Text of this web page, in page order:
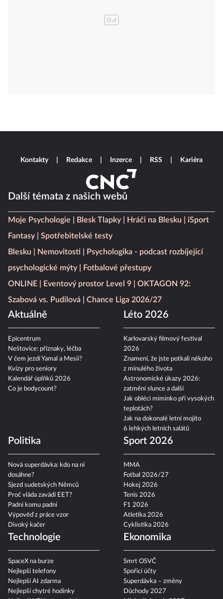
Další témata z našich webů
Moje Psychologie Blesk Tlapky Hráči na Blesku
iSport
Fantasy
Spotřebitelské testy
Blesku
Nemovitosti
Psychologika - podcast rozbíjející
psychologické mýty
Fotbalové přestupy
ONLINE
Eventový prostor Level 9
OKTAGON 92:
Szabová vs. Pudilová
Chance Liga 2026/27
Aktuálně
Epicentrum
Neštovice: příznaky, léčba
V čem jezdí Yamal a Mesii?
Kvízy pro seniory
Kalendář úplňků 2026
Co je bodycount?
Léto 2026
Karlovarský filmový festival
2026
Znamení, že jste potkali někoho
z minulého života
Astronomické úkazy 2026:
zatmění slunce a další
Jak obléci miminko při vysokých
teplotách?
Jak na dokonalé letní mojito
6 lehkých letních salátů
Politika
Nová superdávka: kdo na ní
dosáhne?
Sjezd sudetských Němců
Proč vláda zavádí EET?
Padni komu padni
Výpověď z práce vzor
Divoký kačer
Sport 2026
MMA
Fotbal 2026/27
Hokej 2026
Tenis 2026
F1 2026
Atletika 2026
Cyklistika 2026
Technologie
SpaceX na burze
Nejlepší telefony
Nejlepší AI zdarma
Nejlepší chytré hodinky
Ekonomika
Smrt OSVČ
Spořicí účty
Superdávka – změny
Důchody 2027
Kontakty Redakce Inzerce RSS Kariéra